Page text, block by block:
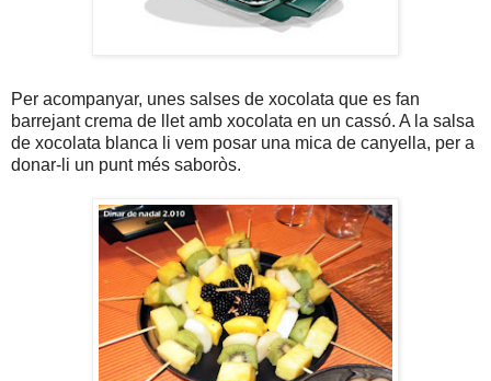
Per acompanyar, unes salses de xocolata que es fan
barrejant crema de llet amb xocolata en un cassó. A la salsa
de xocolata blanca li vem posar una mica de canyella, per a
donar-li un punt més saboròs.